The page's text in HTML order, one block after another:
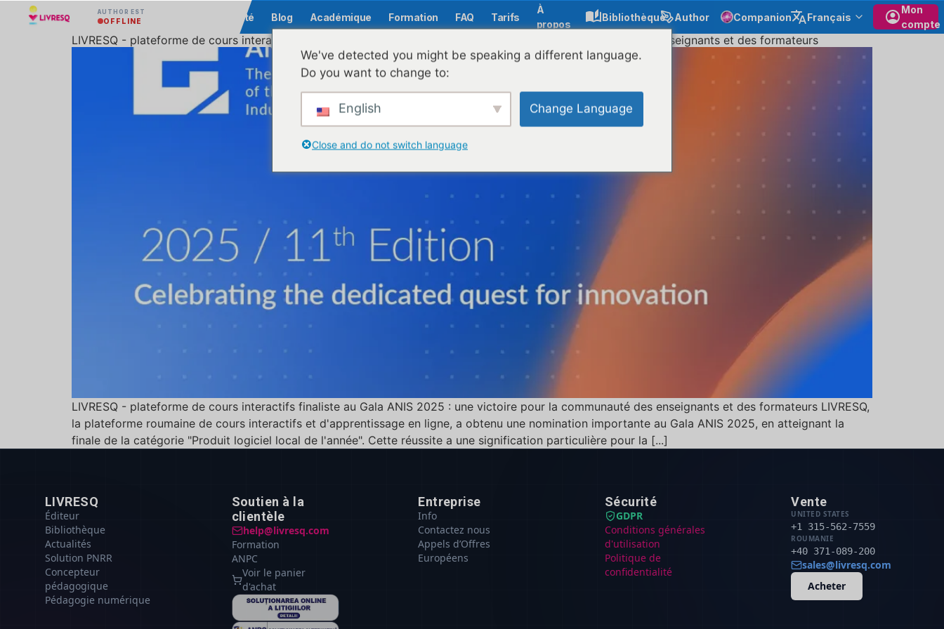
AUTHOR EST
OFFLINE Communauté Blog Académique Formation FAQ Tarifs
À
propos
Bibliothèque Author Companion Français
Mon
compte
LIVRESQ - plateforme de cours interactifs finaliste du Gala ANIS 2025 : une victoire pour la communauté des enseignants et des formateurs
LIVRESQ - plateforme de cours interactifs finaliste au Gala ANIS 2025 : une victoire pour la communauté des enseignants et des formateurs LIVRESQ,
la plateforme roumaine de cours interactifs et d'apprentissage en ligne, a obtenu une nomination importante au Gala ANIS 2025, en atteignant la
finale de la catégorie "Produit logiciel local de l'année". Cette réussite a une signification particulière pour la [...]
LIVRESQ
Éditeur
Bibliothèque
Actualités
Solution PNRR
Concepteur
pédagogique
Pédagogie numérique
Soutien à la
clientèle
help@livresq.com
Formation
ANPC
Voir le panier
d'achat
Entreprise
Info
Contactez nous
Appels d’Offres
Européens
Sécurité
GDPR
Conditions générales
d'utilisation
Politique de
confidentialité
Vente
UNITED STATES
+1 315-562-7559
ROUMANIE
+40 371-089-200
sales@livresq.com
Acheter
We've detected you might be speaking a different language.
Do you want to change to:
English Change Language
Close and do not switch language